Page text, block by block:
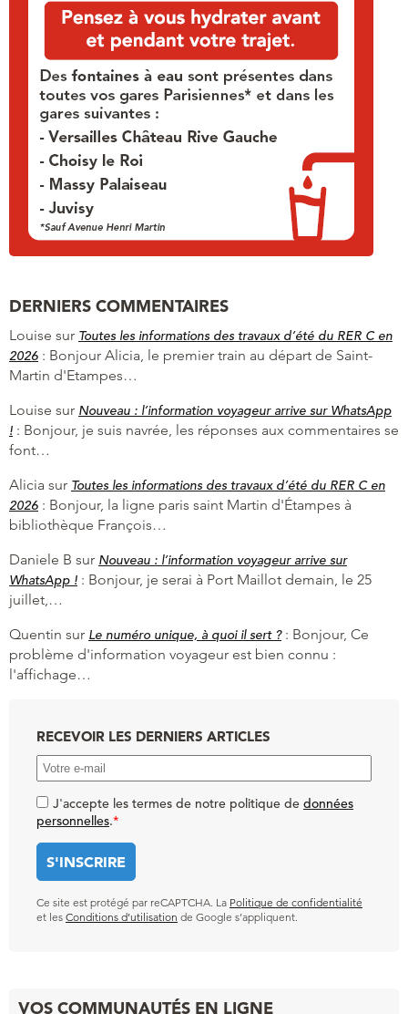
DERNIERS COMMENTAIRES
Louise sur Toutes les informations des travaux d’été du RER C en
2026 : Bonjour Alicia, le premier train au départ de Saint-
Martin d'Etampes…
Louise sur Nouveau : l’information voyageur arrive sur WhatsApp
! : Bonjour, je suis navrée, les réponses aux commentaires se
font…
Alicia sur Toutes les informations des travaux d’été du RER C en
2026 : Bonjour, la ligne paris saint Martin d'Étampes à
bibliothèque François…
Daniele B sur Nouveau : l’information voyageur arrive sur
WhatsApp ! : Bonjour, je serai à Port Maillot demain, le 25
juillet,…
Quentin sur Le numéro unique, à quoi il sert ?: Bonjour, Ce
problème d'information voyageur est bien connu :
l'affichage…
RECEVOIR LES DERNIERS ARTICLES
J'accepte les termes de notre politique de données
personnelles.*
Ce site est protégé par reCAPTCHA. La Politique de confidentialité
et les Conditions d’utilisation de Google s’appliquent.
VOS COMMUNAUTÉS EN LIGNE